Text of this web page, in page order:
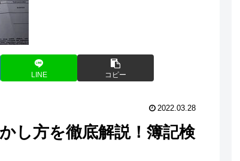
LINE コピー
2022.03.28
し方を徹底解説！簿記検